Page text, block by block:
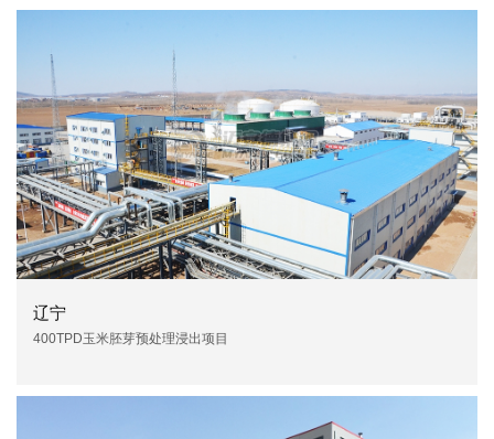
辽宁
400TPD玉米胚芽预处理浸出项目